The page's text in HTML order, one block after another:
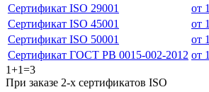
Сертификат ISO 29001
от
Сертификат ISO 45001
от
Сертификат ISO 50001
от
Сертификат ГОСТ РВ 0015-002-2012 от
1+1=3
При заказе 2-х сертификатов ISO